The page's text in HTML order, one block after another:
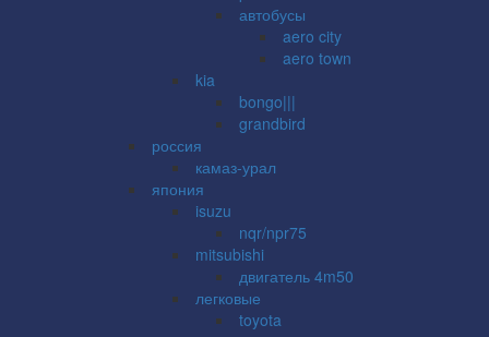
автобусы
aero city
aero town
kia
bongo|||
grandbird
россия
камаз-урал
япония
isuzu
nqr/npr75
mitsubishi
двигатель 4m50
легковые
toyota